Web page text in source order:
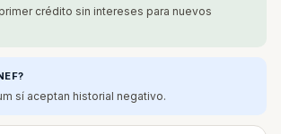
crédito sin intereses para nuevos
sí aceptan historial negativo.